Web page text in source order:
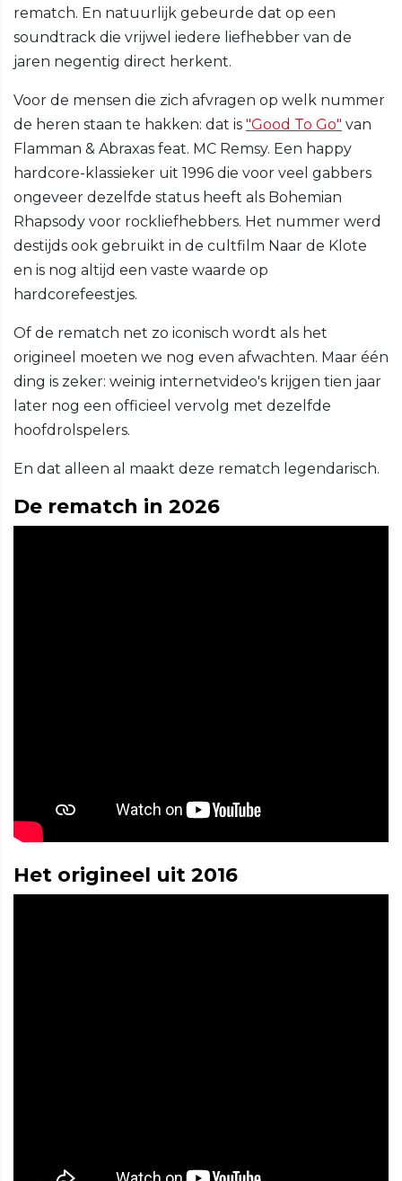
rematch. En natuurlijk gebeurde dat op een
soundtrack die vrijwel iedere liefhebber van de
jaren negentig direct herkent.
Voor de mensen die zich afvragen op welk nummer
de heren staan te hakken: dat is "Good To Go" van
Flamman & Abraxas feat. MC Remsy. Een happy
hardcore-klassieker uit 1996 die voor veel gabbers
ongeveer dezelfde status heeft als Bohemian
Rhapsody voor rockliefhebbers. Het nummer werd
destijds ook gebruikt in de cultfilm Naar de Klote
en is nog altijd een vaste waarde op
hardcorefeestjes.
Of de rematch net zo iconisch wordt als het
origineel moeten we nog even afwachten. Maar één
ding is zeker: weinig internetvideo's krijgen tien jaar
later nog een officieel vervolg met dezelfde
hoofdrolspelers.
En dat alleen al maakt deze rematch legendarisch.
De rematch in 2026
Het origineel uit 2016